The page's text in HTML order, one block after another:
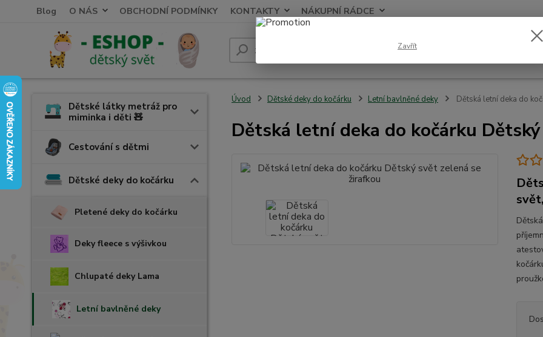
Blog O NÁS OBCHODNÍ PODMÍNKY KONTAKTY NÁKUPNÍ RÁDCE
Hledat
Dětské látky metráž pro
miminka i děti 🧸
Cestování s dětmi
Dětské deky do kočárku
Pletené deky do kočárku
Deky fleece s výšivkou
Chlupaté deky Lama
Letní bavlněné deky
Úvod Dětské deky do kočárku Letní bavlněné deky Dětská letní deka do
Dětská letní deka do kočárku
Zavřít